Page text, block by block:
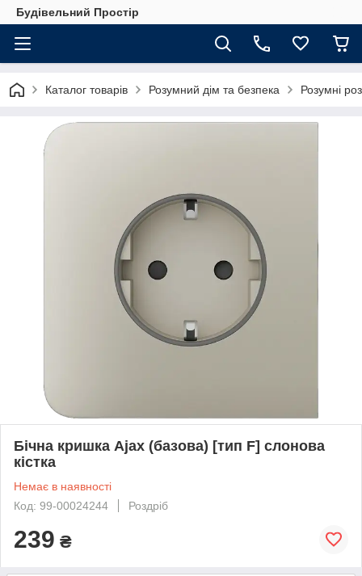
Будівельний Простір
Каталог товарів Розумний дім та безпека Розумні
Бічна кришка Ajax (базова) [тип F] слонова
кістка
Немає в наявності
Код: 99-00024244
Роздріб
239 ₴